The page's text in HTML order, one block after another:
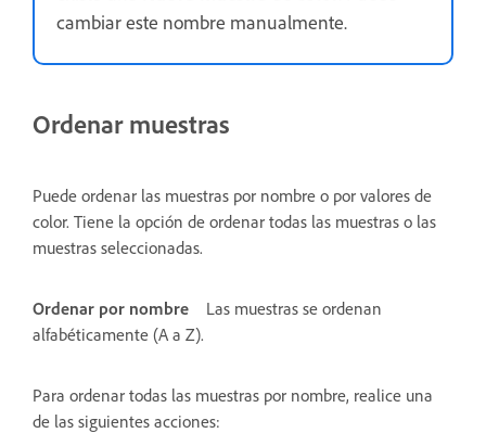
cambiar este nombre manualmente.
Ordenar muestras
Puede ordenar las muestras por nombre o por valores de
color. Tiene la opción de ordenar todas las muestras o las
muestras seleccionadas.
Ordenar por nombre
Las muestras se ordenan
alfabéticamente (A a Z).
Para ordenar todas las muestras por nombre, realice una
de las siguientes acciones: